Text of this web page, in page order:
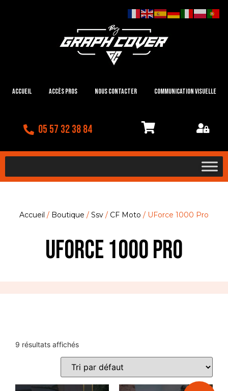
Accueil Accès Pros Nous contacter Communication visuelle
05 57 32 38 84
Accueil / Boutique / Ssv / CF Moto / UForce 1000 Pro
UForce 1000 Pro
9 résultats affichés